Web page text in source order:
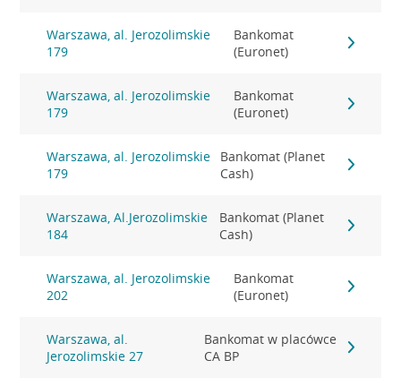
Warszawa, al. Jerozolimskie
179
Bankomat
(Euronet)
Warszawa, al. Jerozolimskie
179
Bankomat
(Euronet)
Warszawa, al. Jerozolimskie
179
Bankomat (Planet
Cash)
Warszawa, Al.Jerozolimskie
184
Bankomat (Planet
Cash)
Warszawa, al. Jerozolimskie
202
Bankomat
(Euronet)
Warszawa, al.
Jerozolimskie 27
Bankomat w placówce
CA BP